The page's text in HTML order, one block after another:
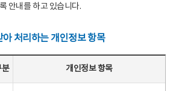
안내를 하고 있습니다.
처리하는 개인정보 항목
분 개인정보 항목